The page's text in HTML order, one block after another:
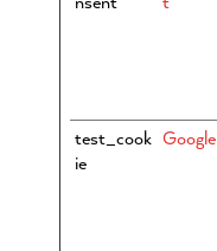
test_cook
ie
Google